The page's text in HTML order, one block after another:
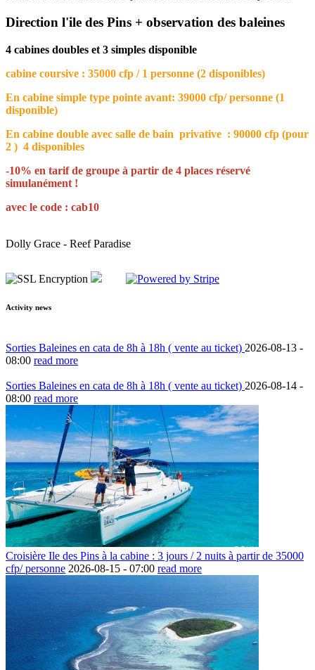
Direction l'ile des Pins + observation des baleines
4 cabines doubles et 3 simples disponible
cabine coursive : 35000 cfp / 1 personne (2 disponibles)
En cabine simple type pointe avant: 39000 cfp/ personne (1
disponible)
En cabine double avec salle de bain privative : 90000 cfp (pour
2 ) 4 disponibles
-10% en tarif de groupe à partir de 4 places réservé
simulanément !
avec le code : cab10
Dolly Grace - Reef Paradise
Activity news
Sorties Baleines en cata de 8h à 18h ( vente au ticket) 2026-08-13 -
08:00 read more
Sorties Baleines en cata de 8h à 18h ( vente au ticket) 2026-08-14 -
08:00 read more
Croisière Ile des Pins à la cabine : 3 jours / 2 nuits à partir de 35000
cfp/ personne 2026-08-15 - 07:00 read more